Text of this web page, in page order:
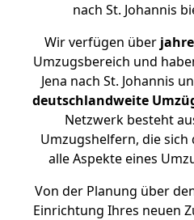
nach St. Johannis
Wir verfügen über
Umzugsbereich und
Jena nach St. Johannis
deutschlandweite
Netzwerk besteht
Umzugshelfern, die
alle Aspekte eines
Von der Planung über
Einrichtung Ihres neuen